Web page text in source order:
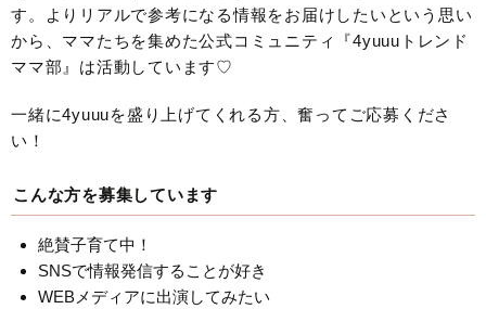
す。よりリアルで参考になる情報をお届けしたいという思い
から、ママたちを集めた公式コミュニティ『4yuuuトレンド
ママ部』は活動しています♡
一緒に4yuuuを盛り上げてくれる方、奮ってご応募くださ
い！
こんな方を募集しています
絶賛子育て中！
SNSで情報発信することが好き
WEBメディアに出演してみたい